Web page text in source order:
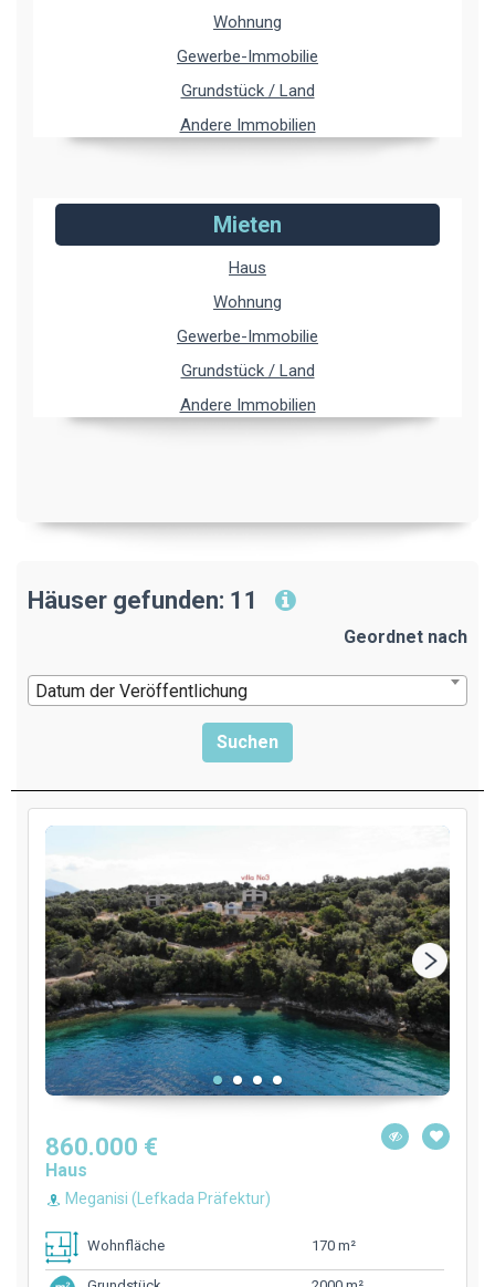
Wohnung
Gewerbe-Immobilie
Grundstück / Land
Andere Immobilien
Mieten
Haus
Wohnung
Gewerbe-Immobilie
Grundstück / Land
Andere Immobilien
Häuser gefunden: 11
Geordnet nach
Datum der Veröffentlichung
860.000 €
Haus
Meganisi (Lefkada Präfektur)
Wohnfläche 170 m²